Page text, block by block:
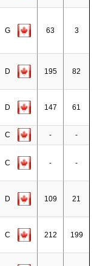
G 63 3
D 195 82
D 147 61
C - -
C - -
D 109 21
C 212 199